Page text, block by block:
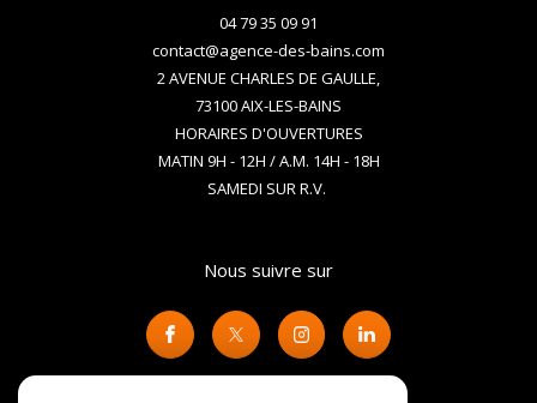
04 79 35 09 91
contact@agence-des-bains.com
2 AVENUE CHARLES DE GAULLE,
73100
AIX-LES-BAINS
HORAIRES D'OUVERTURES
MATIN 9H - 12H / A.M. 14H - 18H
SAMEDI SUR R.V.
Nous suivre sur